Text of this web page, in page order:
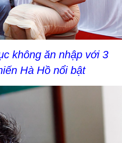
không ăn nhập với 3
Hà Hồ nổi bật